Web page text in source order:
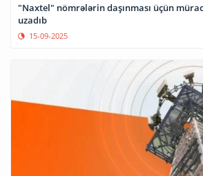
"Naxtel" nömrələrin daşınması üçün
uzadıb
15-09-2025